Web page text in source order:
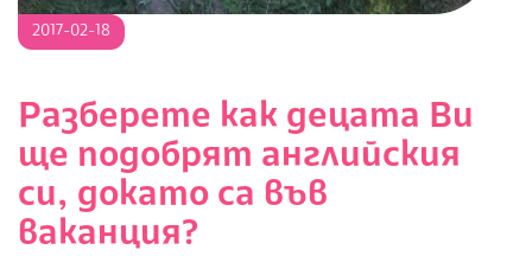
2017-
2017-02-18
Разберете как децата Ви
ще подобрят английския
си, докато са във
ваканция?